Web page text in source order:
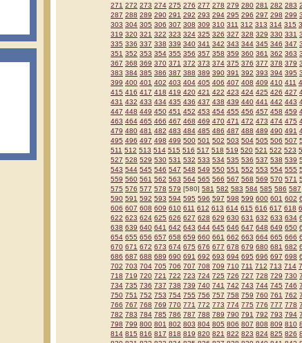
271 272 273 274 275 276 277 278 279 280 281 282 283
287 288 289 290 291 292 293 294 295 296 297 298 299
303 304 305 306 307 308 309 310 311 312 313 314 315
319 320 321 322 323 324 325 326 327 328 329 330 331
335 336 337 338 339 340 341 342 343 344 345 346 347
351 352 353 354 355 356 357 358 359 360 361 362 363
367 368 369 370 371 372 373 374 375 376 377 378 379
383 384 385 386 387 388 389 390 391 392 393 394 395
399 400 401 402 403 404 405 406 407 408 409 410 411
415 416 417 418 419 420 421 422 423 424 425 426 427
431 432 433 434 435 436 437 438 439 440 441 442 443
447 448 449 450 451 452 453 454 455 456 457 458 459
463 464 465 466 467 468 469 470 471 472 473 474 475
479 480 481 482 483 484 485 486 487 488 489 490 491
495 496 497 498 499 500 501 502 503 504 505 506 507
511 512 513 514 515 516 517 518 519 520 521 522 523
527 528 529 530 531 532 533 534 535 536 537 538 539
543 544 545 546 547 548 549 550 551 552 553 554 555
559 560 561 562 563 564 565 566 567 568 569 570 571
575 576 577 578 579 [580] 581 582 583 584 585 586 587
590 591 592 593 594 595 596 597 598 599 600 601 602
606 607 608 609 610 611 612 613 614 615 616 617 618
622 623 624 625 626 627 628 629 630 631 632 633 634
638 639 640 641 642 643 644 645 646 647 648 649 650
654 655 656 657 658 659 660 661 662 663 664 665 666
670 671 672 673 674 675 676 677 678 679 680 681 682
686 687 688 689 690 691 692 693 694 695 696 697 698
702 703 704 705 706 707 708 709 710 711 712 713 714
718 719 720 721 722 723 724 725 726 727 728 729 730
734 735 736 737 738 739 740 741 742 743 744 745 746
750 751 752 753 754 755 756 757 758 759 760 761 762
766 767 768 769 770 771 772 773 774 775 776 777 778
782 783 784 785 786 787 788 789 790 791 792 793 794
798 799 800 801 802 803 804 805 806 807 808 809 810
814 815 816 817 818 819 820 821 822 823 824 825 826